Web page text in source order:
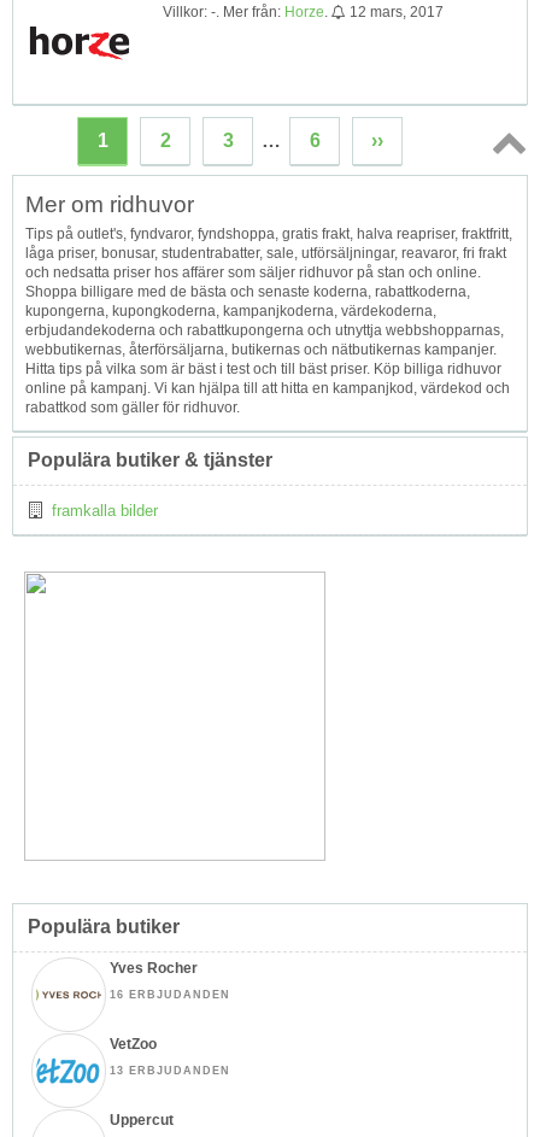
Villkor: -. Mer från: Horze 12 mars, 2017
1 2 3 … 6 ››
Topp
Mer om ridhuvor
Tips på outlet's, fyndvaror, fyndshoppa, gratis frakt, halva reapriser, fraktfritt,
låga priser, bonusar, studentrabatter, sale, utförsäljningar, reavaror, fri frakt
och nedsatta priser hos affärer som säljer ridhuvor på stan och online.
Shoppa billigare med de bästa och senaste koderna, rabattkoderna,
kupongerna, kupongkoderna, kampanjkoderna, värdekoderna,
erbjudandekoderna och rabattkupongerna och utnyttja webbshopparnas,
webbutikernas, återförsäljarna, butikernas och nätbutikernas kampanjer.
Hitta tips på vilka som är bäst i test och till bäst priser. Köp billiga ridhuvor
online på kampanj. Vi kan hjälpa till att hitta en kampanjkod, värdekod och
rabattkod som gäller för ridhuvor.
Populära butiker & tjänster
framkalla bilder
Populära butiker
Yves Rocher
16 ERBJUDANDEN
VetZoo
13 ERBJUDANDEN
Uppercut